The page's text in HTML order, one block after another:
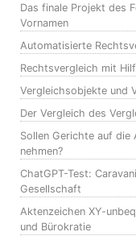
Das finale Projekt des
Vornamen
Automatisierte
Rechtsvergleich mit
Vergleichsobjekte und
Der Vergleich des
Sollen Gerichte auf die
nehmen?
ChatGPT-Test:
Gesellschaft
Aktenzeichen XY-
und Bürokratie